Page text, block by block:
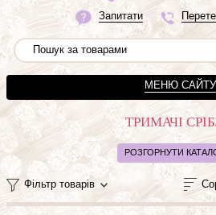
Запитати
МЕНЮ САЙТУ
ТРИМАЧІ
РОЗГОРНУТИ
Фільтр товарів